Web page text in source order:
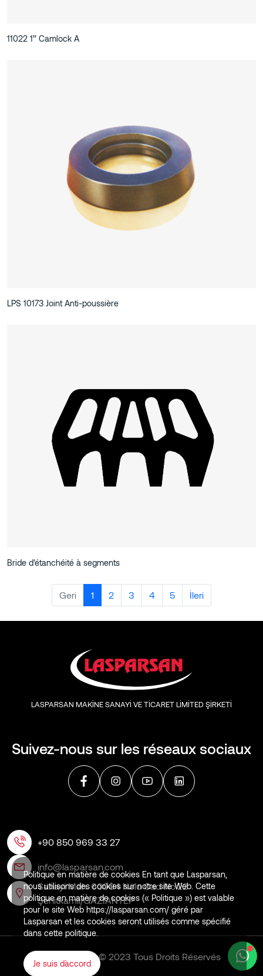
11022 1’’ Camlock A
LPS 10173 Joint Anti-poussière
Bride d'étanchéité à segments
Geri 1 2 3 4 5 İleri
Suivez-nous sur les réseaux sociaux
LASPARSAN MAKİNE SANAYİ VE TİCARET LİMİTED ŞİRKETİ
+90 850 969 33 27
info@lasparsan.com
Sanayi Mah. 60004 Nolu Cad No:22
Şehitkamil/GAZİANTEP
LASPARSAN © 2023 Tous Droits Réservés
Politique en matière de cookies En tant que Lasparsan,
nous utilisons des cookies sur notre site Web. Cette
politique en matière de cookies (« Politique ») est valable
pour le site Web https://lasparsan.com/ géré par
Lasparsan et les cookies seront utilisés comme spécifié
dans cette politique.
Je suis d`accord